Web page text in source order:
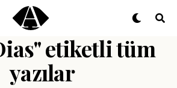
etiketli tüm
yazılar